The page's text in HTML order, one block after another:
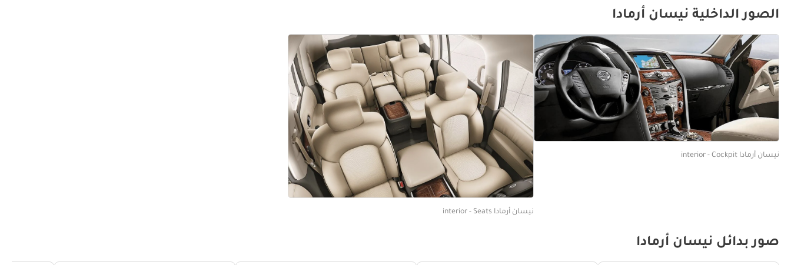
الصور الداخلية نيسان أرمادا
نيسان أرمادا interior - Cockpit
نيسان أرمادا interior - Seats
صور بدائل نيسان أرمادا